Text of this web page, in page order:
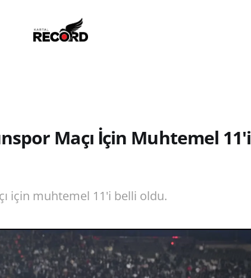
Maçı İçin Muhtemel 11'i
için muhtemel 11'i belli oldu.